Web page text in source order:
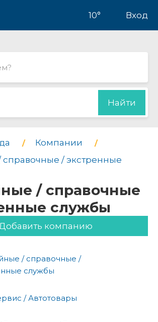
10° Вход
Найти
Компании
/ экстренные
/ справочные
службы
компанию
/ справочные /
службы
/ Автотовары